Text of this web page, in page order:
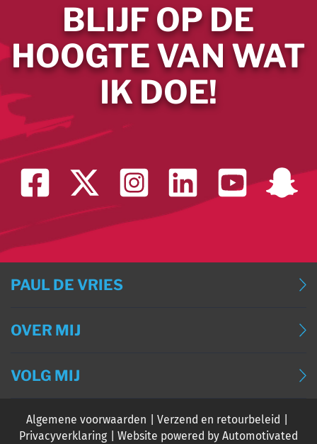
BLIJF OP DE
HOOGTE VAN WAT
IK DOE!
PAUL DE VRIES
BLOG (DEUTSCH)
EVENTS
OVER MIJ
VOLG MIJ
Algemene voorwaarden
Verzend en retourbeleid
Privacyverklaring
Website powered by Automotivated